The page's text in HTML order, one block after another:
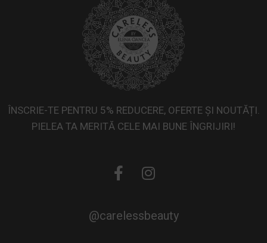
ÎNSCRIE-TE PENTRU 5% REDUCERE, OFERTE ȘI NOUTĂȚI.
PIELEA TA MERITĂ CELE MAI BUNE ÎNGRIJIRI!
@carelessbeauty